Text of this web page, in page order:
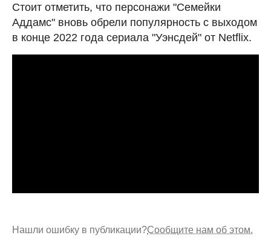
Стоит отметить, что персонажи "Семейки
Аддамс" вновь обрели популярность с выходом
в конце 2022 года сериала "Уэнсдей" от Netflix.
Нашли ошибку в публикации?Сообщите нам об этом.